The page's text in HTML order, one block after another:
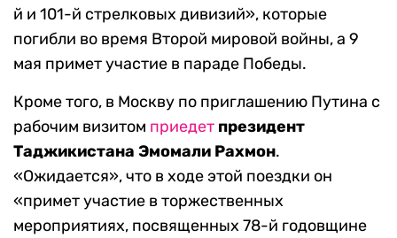
й и 101-й стрелковых дивизий», которые
погибли во время Второй мировой войны, а 9
мая примет участие в параде Победы.
Кроме того, в Москву по приглашению Путина с
рабочим визитом приедет президент
Таджикистана Эмомали Рахмон.
«Ожидается», что в ходе этой поездки он
«примет участие в торжественных
мероприятиях, посвященных 78-й годовщине